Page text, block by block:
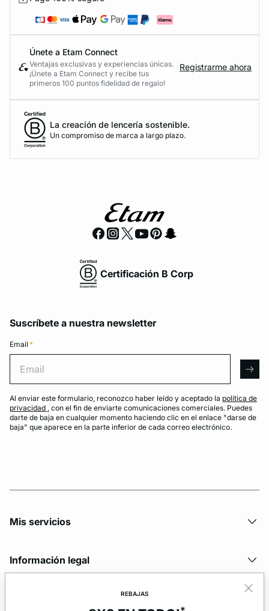
REBAJAS
Únete a Etam Connect
Ventajas exclusivas y experiencias únicas.
¡Únete a Etam Connect y recibe tus
primeros 100 puntos fidelidad de regalo!
Registrarme ahora
La creación de lencería sostenible.
Un compromiso de marca a largo plazo.
Certificación B Corp
Suscríbete a nuestra newsletter
Email *
Al enviar este formulario, reconozco haber leído y aceptado la política de
privacidad , con el fin de enviarte comunicaciones comerciales. Puedes
darte de baja en cualquier momento haciendo clic en el enlace "darse de
baja" que aparece en la parte inferior de cada correo electrónico.
Mis servicios
Información legal